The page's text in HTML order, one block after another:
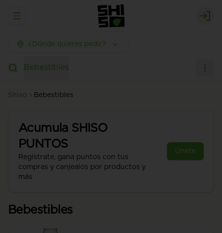
Abrir menu de navegación
¿Dónde quieres pedir?
Bebestibles
Shiso Bebestibles
Acumula SHISO
PUNTOS
Regístrate, gana puntos con tus
compras y canjealos por productos y
más
Únete
Bebestibles